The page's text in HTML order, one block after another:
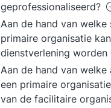
geprofessionaliseerd?
Aan de hand van
primaire organisatie
dienstverlening worden
Aan de hand van
een primaire
van de facilitaire